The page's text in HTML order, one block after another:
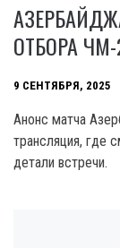
ОТБОРА ЧМ-
9 СЕНТЯБРЯ, 2025
Анонс матча
трансляция, где
детали встречи.